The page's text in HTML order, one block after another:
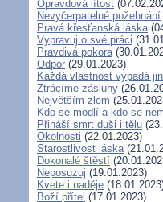
Opravdová lítost
Nevyčerpatelné požehnání
Pravá křesťanská láska
Vypravuj o své práci
Pravdivá pokora
Odpor (29.01.2023)
Každá vlastnost vypadá
Ztrácíme zásluhy
Největším zlem
Kdo se modlí a kdo se
Přináší smrt duši i tělu
Okolnosti (22.01.2023)
Starostlivost láska
Dokonalé štěstí
Neposuzuj (19.01.2023)
Kvete i naděje
Boží přítel (17.01.2023)